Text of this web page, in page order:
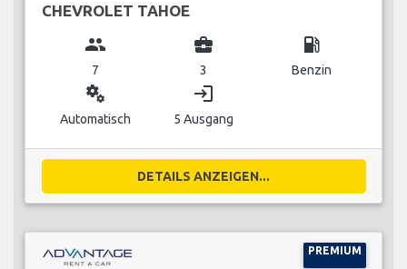
CHEVROLET TAHOE
group
7
business_center
3
local_gas_station
Benzin
miscellaneous_services
Automatisch
login
5 Ausgang
DETAILS ANZEIGEN...
PREMIUM